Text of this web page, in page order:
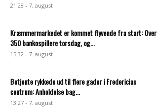
21:28 - 7. august
Kræmmermarkedet er kommet flyvende fra start: Over
350 bankospillere torsdag, og...
15:32 - 7. august
Betjente rykkede ud til flere gader i Fredericias
centrum: Anholdelse bag...
13:27 - 7. august